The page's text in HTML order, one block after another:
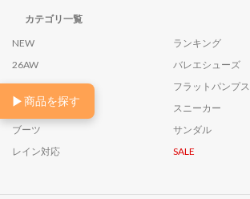
▶商品を探す
カテゴリ一覧
NEW
ランキング
26AW
バレエシューズ
ローファー
フラットパンプス
ヒールパンプス
スニーカー
ブーツ
サンダル
レイン対応
SALE